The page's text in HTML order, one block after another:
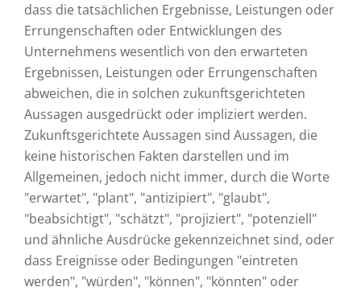
dass die tatsächlichen Ergebnisse, Leistungen oder
Errungenschaften oder Entwicklungen des
Unternehmens wesentlich von den erwarteten
Ergebnissen, Leistungen oder Errungenschaften
abweichen, die in solchen zukunftsgerichteten
Aussagen ausgedrückt oder impliziert werden.
Zukunftsgerichtete Aussagen sind Aussagen, die
keine historischen Fakten darstellen und im
Allgemeinen, jedoch nicht immer, durch die Worte
"erwartet", "plant", "antizipiert", "glaubt",
"beabsichtigt", "schätzt", "projiziert", "potenziell"
und ähnliche Ausdrücke gekennzeichnet sind, oder
dass Ereignisse oder Bedingungen "eintreten
werden", "würden", "können", "könnten" oder